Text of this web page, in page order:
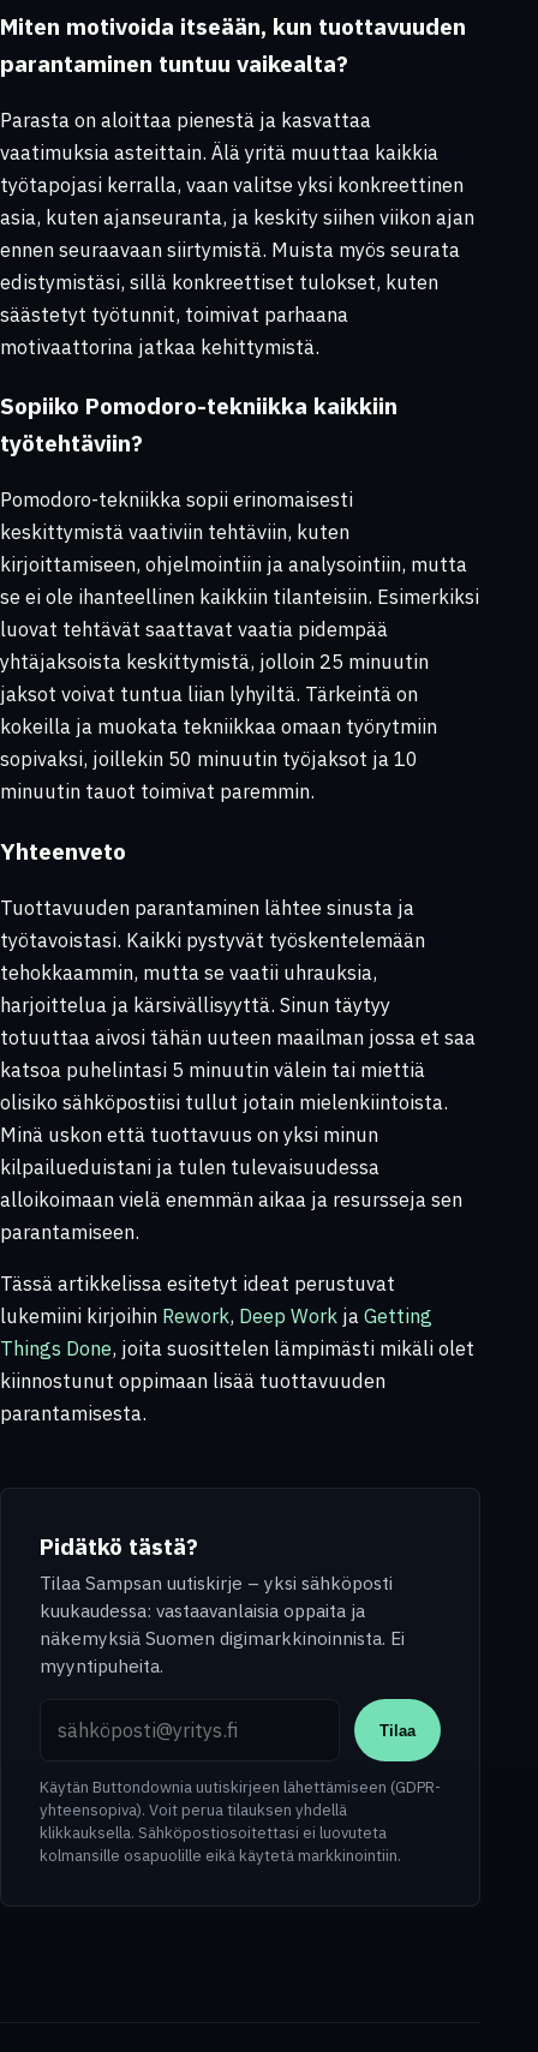
Miten motivoida itseään, kun tuottavuuden
parantaminen tuntuu vaikealta?
Parasta on aloittaa pienestä ja kasvattaa
vaatimuksia asteittain. Älä yritä muuttaa kaikkia
työtapojasi kerralla, vaan valitse yksi konkreettinen
asia, kuten ajanseuranta, ja keskity siihen viikon ajan
ennen seuraavaan siirtymistä. Muista myös seurata
edistymistäsi, sillä konkreettiset tulokset, kuten
säästetyt työtunnit, toimivat parhaana
motivaattorina jatkaa kehittymistä.
Sopiiko Pomodoro-tekniikka kaikkiin
työtehtäviin?
Pomodoro-tekniikka sopii erinomaisesti
keskittymistä vaativiin tehtäviin, kuten
kirjoittamiseen, ohjelmointiin ja analysointiin, mutta
se ei ole ihanteellinen kaikkiin tilanteisiin. Esimerkiksi
luovat tehtävät saattavat vaatia pidempää
yhtäjaksoista keskittymistä, jolloin 25 minuutin
jaksot voivat tuntua liian lyhyiltä. Tärkeintä on
kokeilla ja muokata tekniikkaa omaan työrytmiin
sopivaksi, joillekin 50 minuutin työjaksot ja 10
minuutin tauot toimivat paremmin.
Yhteenveto
Tuottavuuden parantaminen lähtee sinusta ja
työtavoistasi. Kaikki pystyvät työskentelemään
tehokkaammin, mutta se vaatii uhrauksia,
harjoittelua ja kärsivällisyyttä. Sinun täytyy
totuuttaa aivosi tähän uuteen maailman jossa et saa
katsoa puhelintasi 5 minuutin välein tai miettiä
olisiko sähköpostiisi tullut jotain mielenkiintoista.
Minä uskon että tuottavuus on yksi minun
kilpailueduistani ja tulen tulevaisuudessa
alloikoimaan vielä enemmän aikaa ja resursseja sen
parantamiseen.
Tässä artikkelissa esitetyt ideat perustuvat
lukemiini kirjoihin Rework, Deep Work jaGetting
Things Done, joita suosittelen lämpimästi mikäli olet
kiinnostunut oppimaan lisää tuottavuuden
parantamisesta.
Pidätkö tästä?
Tilaa Sampsan uutiskirje – yksi sähköposti
kuukaudessa: vastaavanlaisia oppaita ja
näkemyksiä Suomen digimarkkinoinnista. Ei
myyntipuheita.
Tilaa
Käytän Buttondownia uutiskirjeen lähettämiseen (GDPR-
yhteensopiva). Voit perua tilauksen yhdellä
klikkauksella. Sähköpostiosoitettasi ei luovuteta
kolmansille osapuolille eikä käytetä markkinointiin.